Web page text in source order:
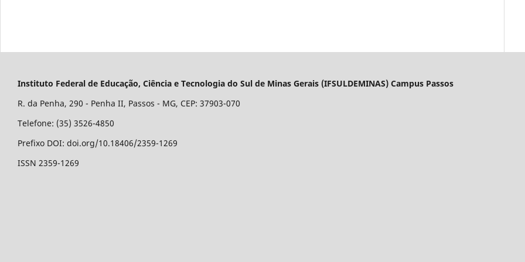
Instituto Federal de Educação, Ciência e Tecnologia do Sul de Minas Gerais (IFSULDEMINAS) Campus Passos
R. da Penha, 290 - Penha II, Passos - MG, CEP: 37903-070
Telefone: (35) 3526-4850
Prefixo DOI: doi.org/10.18406/2359-1269
ISSN 2359-1269